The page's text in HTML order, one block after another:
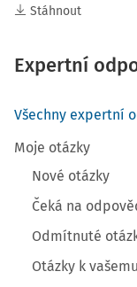
Stáhnout
Expertní
Všechny expertní
Moje otázky
Nové otázky
Čeká na
Odmítnuté
Otázky k